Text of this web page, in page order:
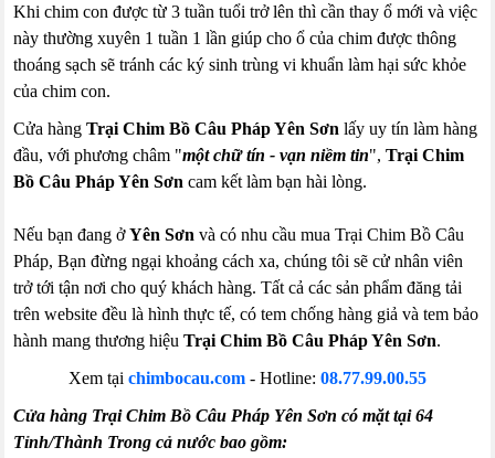
Khi chim con được từ 3 tuần tuổi trở lên thì cần thay ổ mới và việc
này thường xuyên 1 tuần 1 lần giúp cho ổ của chim được thông
thoáng sạch sẽ tránh các ký sinh trùng vi khuẩn làm hại sức khỏe
của chim con.
Cửa hàngTrại Chim Bồ Câu Pháp Yên Sơn lấy uy tín làm hàng
đầu, với phương châm "một chữ tín - vạn niềm tin",Trại Chim
Bồ Câu Pháp Yên Sơn cam kết làm bạn hài lòng.
Nếu bạn đang ởYên Sơn và có nhu cầu mua Trại Chim Bồ Câu
Pháp, Bạn đừng ngại khoảng cách xa, chúng tôi sẽ cử nhân viên
trở tới tận nơi cho quý khách hàng. Tất cả các sản phẩm đăng tải
trên website đều là hình thực tế, có tem chống hàng giả và tem bảo
hành mang thương hiệuTrại Chim Bồ Câu Pháp Yên Sơn.
Xem tại chimbocau.com - Hotline: 08.77.99.00.55
Cửa hàng Trại Chim Bồ Câu Pháp Yên Sơn có mặt tại 64
Tỉnh/Thành Trong cả nước bao gồm: